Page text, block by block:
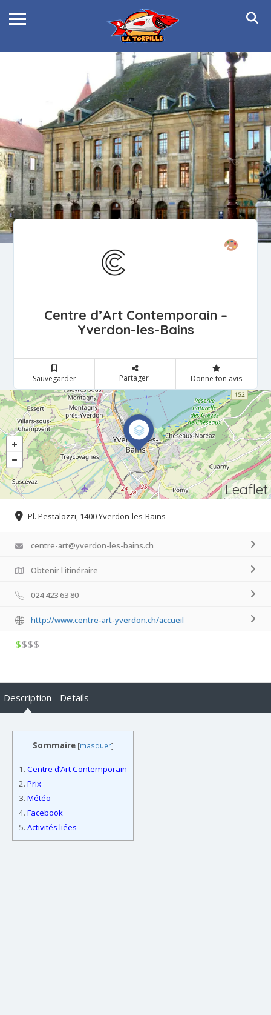
Centre d’Art Contemporain –
Yverdon-les-Bains
Sauvegarder Partager Donne ton avis
Leaflet
Pl. Pestalozzi, 1400 Yverdon-les-Bains
centre-art@yverdon-les-bains.ch
Obtenir l'itinéraire
024 423 63 80
http://www.centre-art-yverdon.ch/accueil
$$$$
Description Details
Sommaire [masquer]
1. Centre d’Art Contemporain
2. Prix
3. Météo
4. Facebook
5. Activités liées